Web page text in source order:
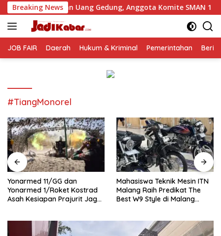
Langsung
ke
konten
Breaking News
Uang Gedung, Anggota Komite SMAN 1 Tumpang ,Ketua
JOB FAIR Daerah Hukum & Kriminal Pemerintahan
#TiangMonorel
Yonarmed 11/GG dan
Yonarmed 1/Roket Kostrad
Asah Kesiapan Prajurit Jaga
Mahasiswa Teknik Mesin ITN
Malang Raih Predikat The
Best W9 Style di Malang